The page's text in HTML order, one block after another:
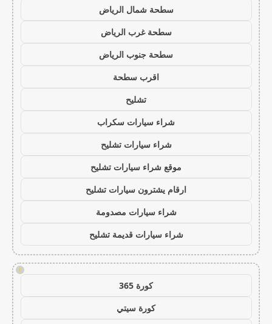
سطحة شمال الرياض
سطحة غرب الرياض
سطحة جنوب الرياض
اقرب سطحة
تشليح
شراء سيارات سكراب
شراء سيارات تشليح
موقع شراء سيارات تشليح
ارقام يشترون سيارات تشليح
شراء سيارات مصدومة
شراء سيارات قديمة تشليح
!
كورة 365
كورة سيتي